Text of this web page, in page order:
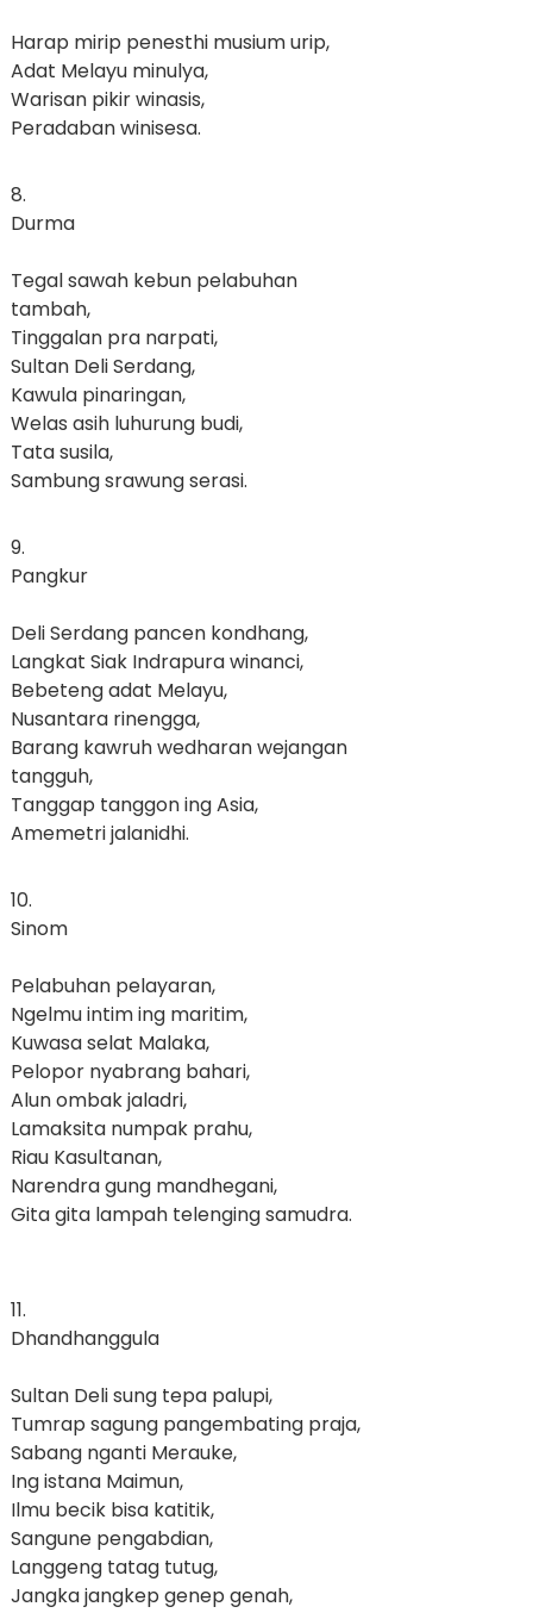
Harap mirip penesthi musium urip,
Adat Melayu minulya,
Warisan pikir winasis,
Peradaban winisesa.
8.
Durma
Tegal sawah kebun pelabuhan
tambah,
Tinggalan pra narpati,
Sultan Deli Serdang,
Kawula pinaringan,
Welas asih luhurung budi,
Tata susila,
Sambung srawung serasi.
9.
Pangkur
Deli Serdang pancen kondhang,
Langkat Siak Indrapura winanci,
Bebeteng adat Melayu,
Nusantara rinengga,
Barang kawruh wedharan wejangan
tangguh,
Tanggap tanggon ing Asia,
Amemetri jalanidhi.
10.
Sinom
Pelabuhan pelayaran,
Ngelmu intim ing maritim,
Kuwasa selat Malaka,
Pelopor nyabrang bahari,
Alun ombak jaladri,
Lamaksita numpak prahu,
Riau Kasultanan,
Narendra gung mandhegani,
Gita gita lampah telenging samudra.
11.
Dhandhanggula
Sultan Deli sung tepa palupi,
Tumrap sagung pangembating praja,
Sabang nganti Merauke,
Ing istana Maimun,
Ilmu becik bisa katitik,
Sangune pengabdian,
Langgeng tatag tutug,
Jangka jangkep genep genah,